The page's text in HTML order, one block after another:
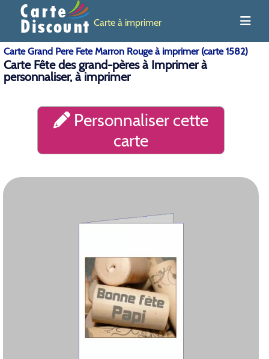
Carte à imprimer
Carte Grand Pere Fete Marron Rouge à imprimer (carte 1582)
Carte Fête des grand-pères à Imprimer à
personnaliser, à imprimer
Personnaliser cette
carte